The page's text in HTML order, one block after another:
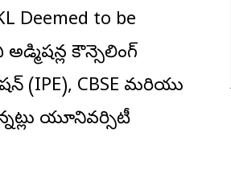
Deemed to be
కౌన్సెలింగ్
(IPE), CBSE మరియు
యూనివర్సిటీ